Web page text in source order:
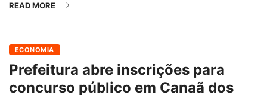
READ MORE
ECONOMIA
Prefeitura abre inscrições para
concurso público em Canaã dos